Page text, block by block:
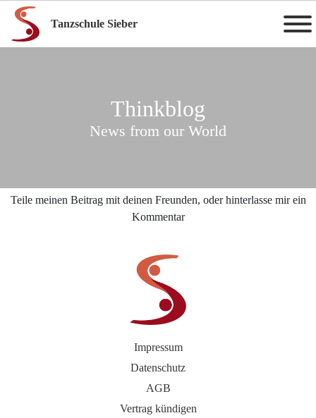
Tanzschule Sieber
Thinkblog
News from our World
Teile meinen Beitrag mit deinen Freunden, oder hinterlasse mir ein
Kommentar
Impressum
Datenschutz
AGB
Vertrag kündigen